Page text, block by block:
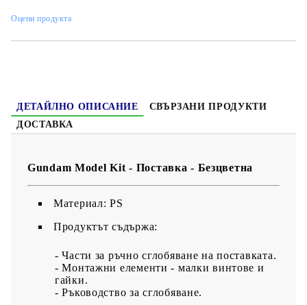
Оцени продукта
ДЕТАЙЛНО ОПИСАНИЕ
СВЪРЗАНИ ПРОДУКТИ
ДОСТАВКА
Gundam Model Kit - Поставка - Безцветна
Материал: PS
Продуктът съдържа:
- Части за ръчно сглобяване на поставката.
- Монтажни елементи - малки винтове и
гайки.
- Ръководство за сглобяване.